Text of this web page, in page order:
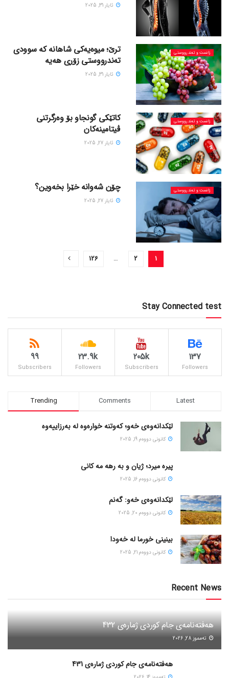
ئایار 31, 2025
زانست و تەندرووستی
ترێ؛ میوەیەکی شاهانە کە سوودی
تەندرووستی زۆری هەیە
ئایار 31, 2025
زانست و تەندرووستی
کاتێکی گونجاو بۆ وەرگرتنی
ڤیتامینەکان
ئایار 27, 2025
زانست و تەندرووستی چۆن شەوانە خێرا بخەوین؟
ئایار 27, 2025
1
2
…
126
Stay Connected test
137
Followers
205k
Subscribers
23.9k
Followers
99
Subscribers
Trending Comments Latest
لێکدانەوەی خەو؛ کەوتنە خوارەوە لە بەرزاییەوە
كانونی دووه‌م 19, 2025
پیره میرد؛ ژیان و به رهه مه کانی
كانونی دووه‌م 16, 2025
لێکدانەوەی خەو: گەنم
كانونی دووه‌م 20, 2025
بینینی خورما لە خەودا
كانونی دووه‌م 21, 2025
Recent News
هەفتەنامەی جام کوردی ژمارەی 432
ته‌مموز 28, 2026
هەفتەنامەی جام کوردی ژمارەی 431